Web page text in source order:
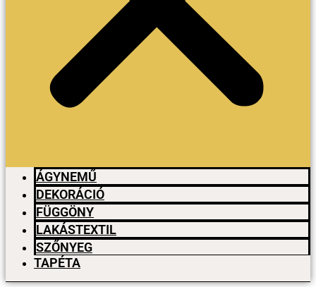
ÁGYNEMŰ
DEKORÁCIÓ
FÜGGÖNY
LAKÁSTEXTIL
SZŐNYEG
TAPÉTA